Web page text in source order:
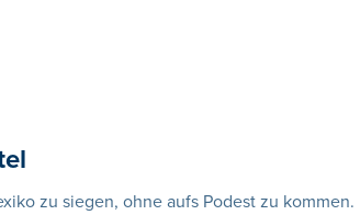
zu siegen, ohne aufs Podest zu kommen.